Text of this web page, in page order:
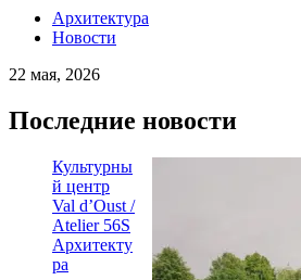
Архитектура
Новости
22 мая, 2026
Последние новости
Культурны
й центр
Val d’Oust /
Atelier 56S
Архитекту
ра